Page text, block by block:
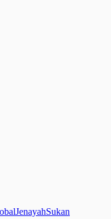
JenayahSukan